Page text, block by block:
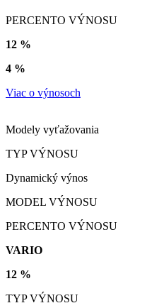
PERCENTO VÝNOSU
12 %
4 %
Viac o výnosoch
Modely vyťažovania
TYP VÝNOSU
Dynamický výnos
MODEL VÝNOSU
PERCENTO VÝNOSU
VARIO
12 %
TYP VÝNOSU